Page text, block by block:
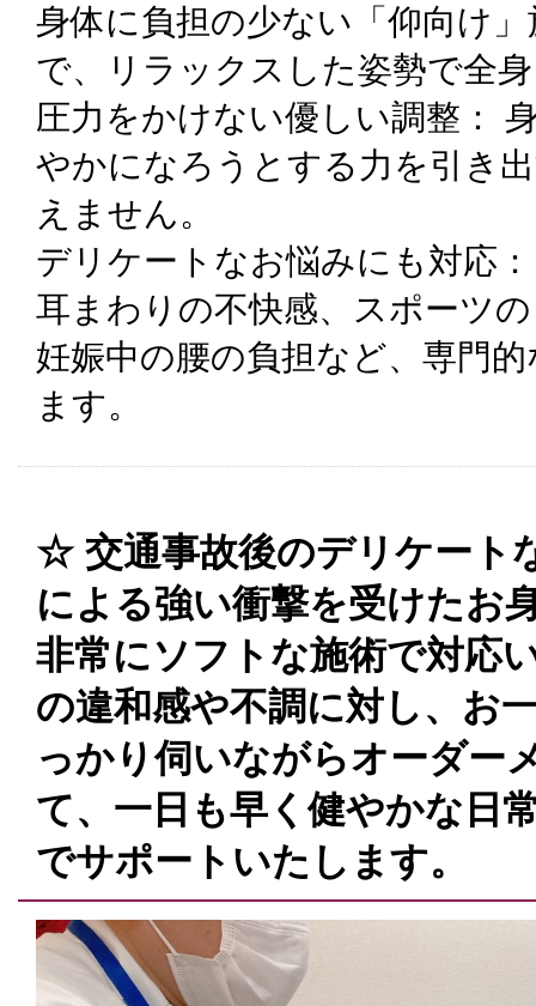
身体に負担の少ない「仰向け
で、リラックスした姿勢で全
圧力をかけない優しい調整：
やかになろうとする力を引き
えません。
デリケートなお悩みにも対応
耳まわりの不快感、スポーツ
妊娠中の腰の負担など、専門
ます。
☆ 交通事故後のデリケート
による強い衝撃を受けたお
非常にソフトな施術で対応
の違和感や不調に対し、お
っかり伺いながらオーダー
て、一日も早く健やかな日
でサポートいたします。